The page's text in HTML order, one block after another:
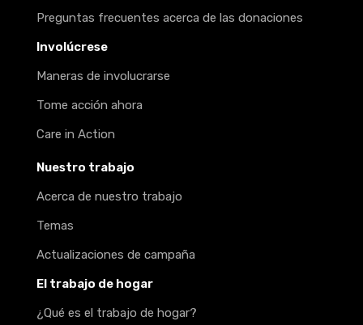
Preguntas frecuentes acerca de las donaciones
Involúcrese
Maneras de involucrarse
Tome acción ahora
Care in Action
Nuestro trabajo
Acerca de nuestro trabajo
Temas
Actualizaciones de campaña
El trabajo de hogar
¿Qué es el trabajo de hogar?